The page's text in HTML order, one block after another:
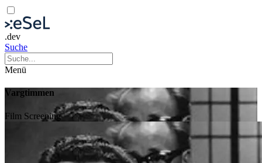
.dev
Suche
Menü
Vargtimmen
Film Screening